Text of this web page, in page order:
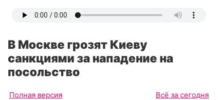
В Москве грозят Киеву
санкциями за нападение на
посольство
Полная версия Всё за сегодня